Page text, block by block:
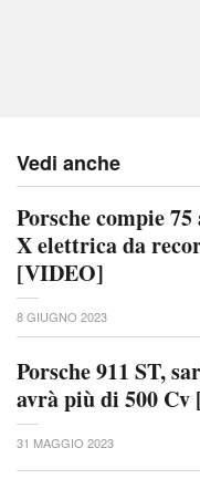
Vedi anche
Porsche compie
X elettrica da
[VIDEO]
8 GIUGNO 2023
Porsche 911 ST,
avrà più di 500 Cv
31 MAGGIO 2023